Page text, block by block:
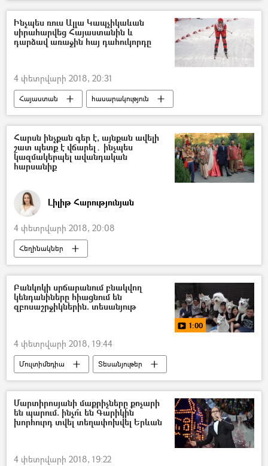
Ինչպես ռուս Ալլա Կապչիկաևան
սիրահարվեց Հայաստանին և
դարձավ առաջին հայ դահուկորդը
4 փետրվարի 2018, 20:31
Հայաստան հասարակություն
Հարսն ինչքան գեր է, այնքան ավելի
շատ պետք է վճարել․ ինչպես
կազմակերպել ավանդական
հարսանիք
Լիլիթ Հարությունյան
4 փետրվարի 2018, 20:08
Հեղինակներ
Բանկոկի սրճարանում բնակվող
կենդանիները հիացնում են
զբոսաշրջիկներին. տեսանյութ
1:00
4 փետրվարի 2018, 19:44
Մուլտիմեդիա Տեսանյութեր
Մարտիրոսյանի մաքրիչները քոչարի
են պարում. ինչո՞ւ են Գարիկին
խորհուրդ տվել տեղափոխվել Երևան
4 փետրվարի 2018, 19:22